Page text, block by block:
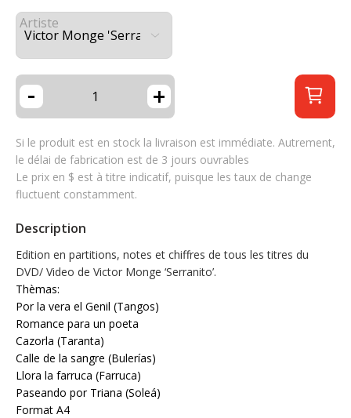
Artiste
- +
Si le produit est en stock la livraison est immédiate. Autrement,
le délai de fabrication est de 3 jours ouvrables
Le prix en $ est à titre indicatif, puisque les taux de change
fluctuent constamment.
Description
Edition en partitions, notes et chiffres de tous les titres du
DVD/ Video de Victor Monge ‘Serranito’.
Thèmas:
Por la vera el Genil (Tangos)
Romance para un poeta
Cazorla (Taranta)
Calle de la sangre (Bulerías)
Llora la farruca (Farruca)
Paseando por Triana (Soleá)
Format A4